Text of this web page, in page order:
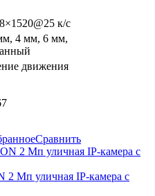
к/с
4 мм, 6 мм,
движения
Сравнить
2 Мп уличная IP-камера с